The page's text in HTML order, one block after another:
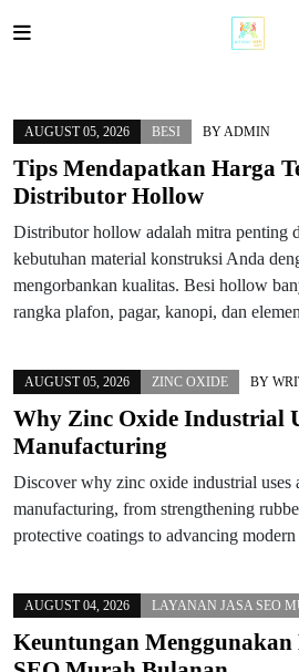
contentAUGUST 05, 2026 BESI BYADMIN
Tips Mendapatkan Harga
Distributor Hollow
Distributor hollow adalah mitra penting
kebutuhan material konstruksi Anda
mengorbankan kualitas. Besi hollow
rangka plafon, pagar, kanopi, dan
AUGUST 05, 2026 ZINC OXIDE BY
Why Zinc Oxide Industrial
Manufacturing
Discover why zinc oxide industrial uses
manufacturing, from strengthening
protective coatings to advancing modern
AUGUST 04, 2026 LAYANAN JASA SEO
Keuntungan Menggunakan